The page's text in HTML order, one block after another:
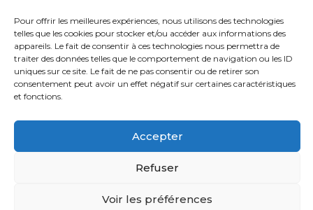
Pour offrir les meilleures expériences, nous utilisons des technologies
telles que les cookies pour stocker et/ou accéder aux informations des
appareils. Le fait de consentir à ces technologies nous permettra de
traiter des données telles que le comportement de navigation ou les ID
uniques sur ce site. Le fait de ne pas consentir ou de retirer son
consentement peut avoir un effet négatif sur certaines caractéristiques
et fonctions.
Accepter
Refuser
Voir les préférences
vers
la
tranquillité
d’esprit
défi
450 229-2992
50 rue morin,
Sainte-Adèle, Québec
J8B 2P7
Partager
Politique